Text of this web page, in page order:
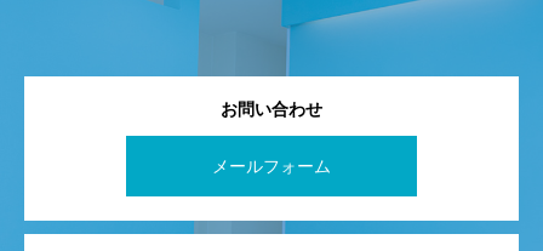
お問い合わせ
メールフォーム